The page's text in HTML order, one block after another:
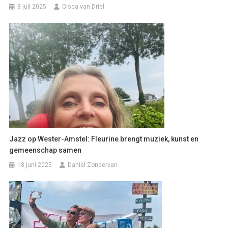
8 juli 2025 Cisca van Driel
Jazz op Wester-Amstel: Fleurine brengt muziek, kunst en
gemeenschap samen
18 juni 2025 Daniel Zondervan